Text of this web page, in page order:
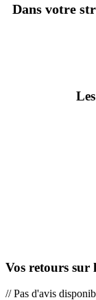
Dans votre
Vos retours
// Pas d'avis